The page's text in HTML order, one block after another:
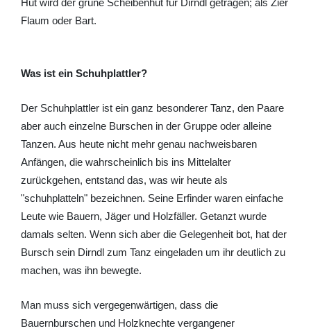
Hut wird der grüne Scheibenhut für Dirndl getragen; als Zier
Flaum oder Bart.
Was ist ein Schuhplattler?
Der Schuhplattler ist ein ganz besonderer Tanz, den Paare
aber auch einzelne Burschen in der Gruppe oder alleine
Tanzen. Aus heute nicht mehr genau nachweisbaren
Anfängen, die wahrscheinlich bis ins Mittelalter
zurückgehen, entstand das, was wir heute als
"schuhplatteln" bezeichnen. Seine Erfinder waren einfache
Leute wie Bauern, Jäger und Holzfäller. Getanzt wurde
damals selten. Wenn sich aber die Gelegenheit bot, hat der
Bursch sein Dirndl zum Tanz eingeladen um ihr deutlich zu
machen, was ihn bewegte.
Man muss sich vergegenwärtigen, dass die
Bauernburschen und Holzknechte vergangener